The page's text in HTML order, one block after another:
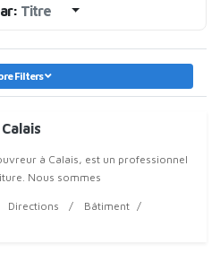
Titre
Filters
à Calais, est un professionnel
Nous sommes
Directions
Bâtiment